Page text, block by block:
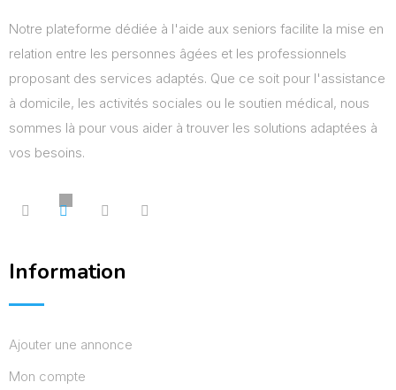
Notre plateforme dédiée à l'aide aux seniors facilite la mise en
relation entre les personnes âgées et les professionnels
proposant des services adaptés. Que ce soit pour l'assistance
à domicile, les activités sociales ou le soutien médical, nous
sommes là pour vous aider à trouver les solutions adaptées à
vos besoins.
Information
Ajouter une annonce
Mon compte